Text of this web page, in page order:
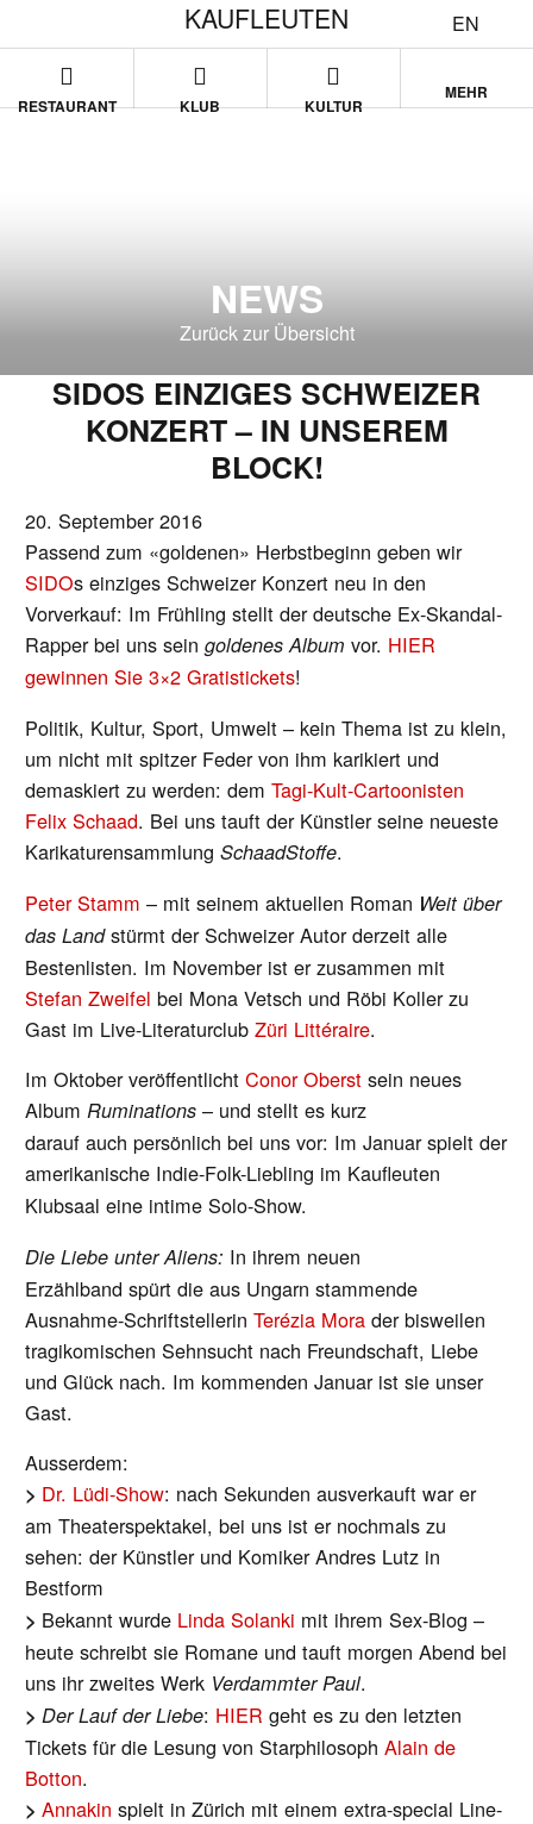
EN
KAUFLEUTEN
RESTAURANT KLUB KULTUR
MEHR
NEWS
Zurück zur Übersicht
SIDOS EINZIGES SCHWEIZER
KONZERT – IN UNSEREM
BLOCK!
20. September 2016
Passend zum «goldenen» Herbstbeginn geben wir
SIDOs einziges Schweizer Konzert neu in den
Vorverkauf: Im Frühling stellt der deutsche Ex-Skandal-
Rapper bei uns seingoldenes Albumvor. HIER
gewinnen Sie 3×2 Gratistickets!
Politik, Kultur, Sport, Umwelt – kein Thema ist zu klein,
um nicht mit spitzer Feder von ihm karikiert und
demaskiert zu werden: demTagi-Kult-Cartoonisten
Felix Schaad. Bei uns tauft der Künstler seine neueste
KarikaturensammlungSchaadStoffe.
Peter Stamm – mit seinem aktuellen Roman Weit über
das Landstürmt der Schweizer Autor derzeit alle
Bestenlisten. Im November ist er zusammen mit
Stefan Zweifel bei Mona Vetsch und Röbi Koller zu
Gast im Live-LiteraturclubZüri Littéraire.
Im Oktober veröffentlichtConor Oberst sein neues
AlbumRuminations – und stellt es kurz
darauf auch persönlich bei uns vor: Im Januar spielt der
amerikanische Indie-Folk-Liebling im Kaufleuten
Klubsaal eine intime Solo-Show.
Die Liebe unter Aliens: In ihrem neuen
Erzählband spürt die aus Ungarn stammende
Ausnahme-SchriftstellerinTerézia Mora der bisweilen
tragikomischen Sehnsucht nach Freundschaft, Liebe
und Glück nach. Im kommenden Januar ist sie unser
Gast.
Ausserdem:
> Dr. Lüdi-Show: nach Sekunden ausverkauft war er
am Theaterspektakel, bei uns ist er nochmals zu
sehen: der Künstler und Komiker Andres Lutz in
Bestform
> Bekannt wurde Linda Solanki mit ihrem Sex-Blog –
heute schreibt sie Romane und tauft morgen Abend bei
uns ihr zweites Werk Verdammter Paul.
> Der Lauf der Liebe: HIER geht es zu den letzten
Tickets für die Lesung von StarphilosophAlain de
Botton.
> Annakin spielt in Zürich mit einem extra-special Line-